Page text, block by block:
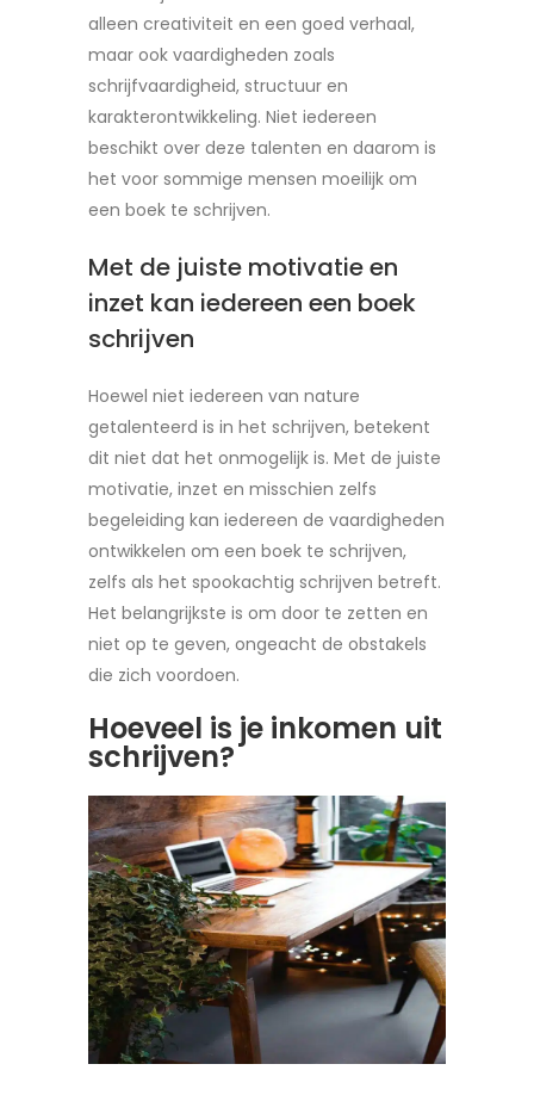
alleen creativiteit en een goed verhaal,
maar ook vaardigheden zoals
schrijfvaardigheid, structuur en
karakterontwikkeling. Niet iedereen
beschikt over deze talenten en daarom is
het voor sommige mensen moeilijk om
een boek te schrijven.
Met de juiste motivatie en
inzet kan iedereen een boek
schrijven
Hoewel niet iedereen van nature
getalenteerd is in het schrijven, betekent
dit niet dat het onmogelijk is. Met de juiste
motivatie, inzet en misschien zelfs
begeleiding kan iedereen de vaardigheden
ontwikkelen om een boek te schrijven,
zelfs als het spookachtig schrijven betreft.
Het belangrijkste is om door te zetten en
niet op te geven, ongeacht de obstakels
die zich voordoen.
Hoeveel is je inkomen uit
schrijven?